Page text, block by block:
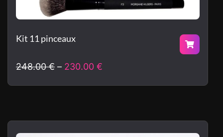
Kit 11 pinceaux
248.00€ 230.00 €